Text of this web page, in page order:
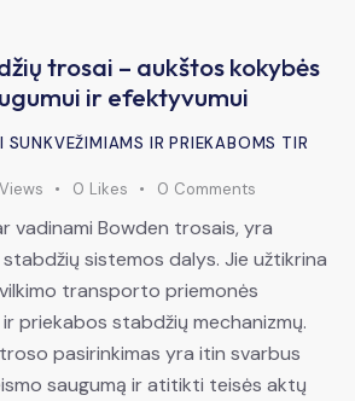
trosai – aukštos kokybės
ir efektyvumui
IR PRIEKABOMS TIR
Views 0 Likes 0 Comments
vadinami Bowden trosais, yra
sistemos dalys. Jie užtikrina
transporto priemonės
priekabos stabdžių mechanizmų.
pasirinkimas yra itin svarbus
saugumą ir atitikti teisės aktų